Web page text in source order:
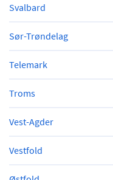
Svalbard
Sør-Trøndelag
Telemark
Troms
Vest-Agder
Vestfold